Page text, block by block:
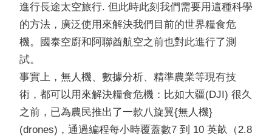
進行長途太空旅行. 但此時此刻我們需要用這種科學
的方法，廣泛使用來解決我們目前的世界糧食危
機。國泰空廚和阿聯酋航空之前也對此進行了測
試。
事實上，無人機、數據分析、精準農業等現有技
術，都可以用來解決糧食危機：比如大疆(DJI) 很久
之前，已為農民推出了一款八旋翼{無人機}
(drones)，通過編程每小時覆蓋數7 到 10 英畝（2.8